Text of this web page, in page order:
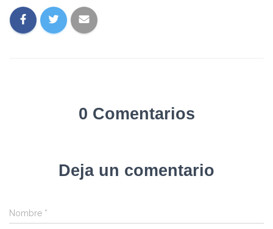
0 Comentarios
Deja un comentario
Nombre *